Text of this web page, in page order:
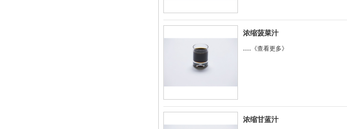
浓缩菠菜汁
.... 《查看更多》
浓缩甘蓝汁